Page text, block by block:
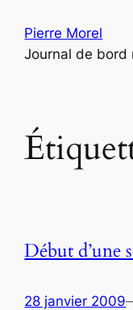
contenu
Pierre Morel
Journal de bord
Début d’une
28 janvier 2009